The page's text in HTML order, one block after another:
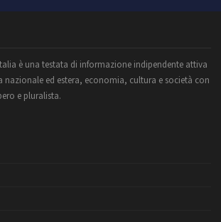
è una testata di informazione indipendente attiva
nazionale ed estera, economia, cultura e società con
e pluralista.